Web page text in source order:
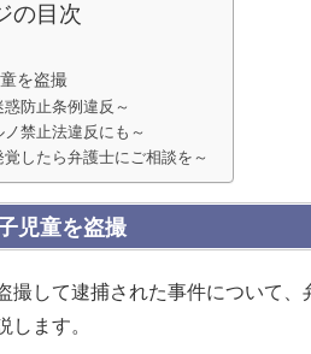
の目次
を盗撮
惑防止条例違反～
ノ禁止法違反にも～
覚したら弁護士にご相談を～
児童を盗撮
撮して逮捕された事件について
します。